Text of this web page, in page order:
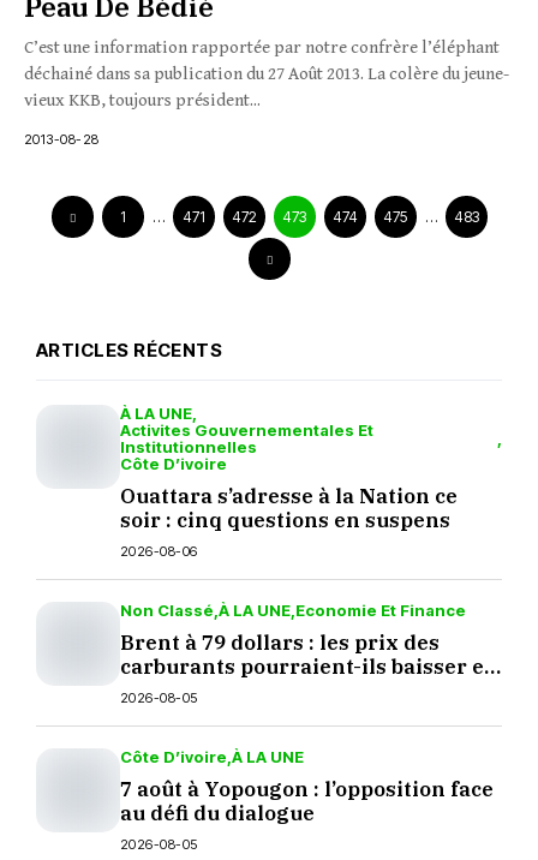
C’est une information rapportée par notre confrère l’éléphant
déchainé dans sa publication du 27 Août 2013. La colère du jeune-
vieux KKB, toujours président...
2013-08-28
1 … 471 472 473 474 475 … 483
ARTICLES RÉCENTS
À LA UNE
Activites Gouvernementales Et
Institutionnelles
Côte D’ivoire
Ouattara s’adresse à la Nation ce
soir : cinq questions en suspens
2026-08-06
Non Classé À LA UNE Economie Et Finance
Brent à 79 dollars : les prix des
carburants pourraient-ils baisser en
septembre ?
2026-08-05
Côte D’ivoire À LA UNE
7 août à Yopougon : l’opposition face
au défi du dialogue
2026-08-05